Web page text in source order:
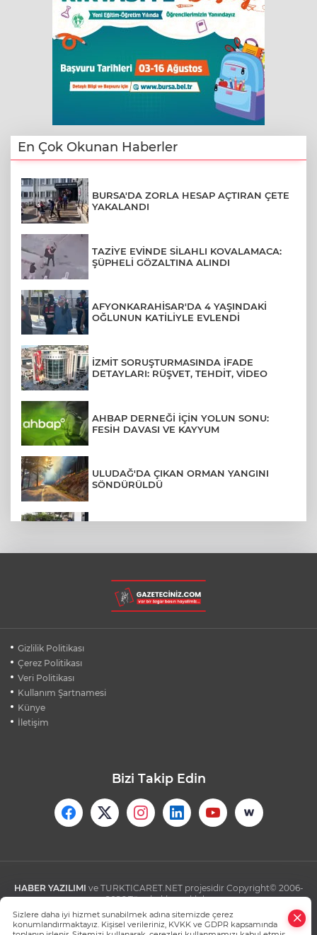
En Çok Okunan Haberler
BURSA'DA ZORLA HESAP AÇTIRAN ÇETE
YAKALANDI
TAZİYE EVİNDE SİLAHLI KOVALAMACA:
ŞÜPHELİ GÖZALTINA ALINDI
AFYONKARAHİSAR'DA 4 YAŞINDAKİ
OĞLUNUN KATİLİYLE EVLENDİ
İZMİT SORUŞTURMASINDA İFADE
DETAYLARI: RÜŞVET, TEHDİT, VİDEO
AHBAP DERNEĞİ İÇİN YOLUN SONU:
FESİH DAVASI VE KAYYUM
ULUDAĞ'DA ÇIKAN ORMAN YANGINI
SÖNDÜRÜLDÜ
ASLI HÜNEL'DEN BURSA'DA
UNUTULMAZ KONSER
VAN'DA İŞİTME ENGELLİ MÜŞTERİ,
Gizlilik Politikası
Çerez Politikası
Veri Politikası
Kullanım Şartnamesi
Künye
İletişim
Bizi Takip Edin
HABER YAZILIMI ve TURKTICARET.NET projesidir Copyright© 2006-
2026 Tüm hakları saklıdır.
Sizlere daha iyi hizmet sunabilmek adına sitemizde çerez
konumlandırmaktayız. Kişisel verileriniz, KVKK ve GDPR kapsamında